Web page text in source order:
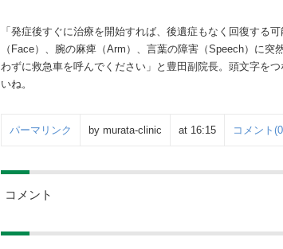
「発症後すぐに治療を開始すれば、後遺症もなく回復する
（Face）、腕の麻痺（Arm）、言葉の障害（Speech）に
わずに救急車を呼んでください」と豊田副院長。頭文字を
いね。
パーマリンク by murata-clinic at 16:15 コメント
コメント